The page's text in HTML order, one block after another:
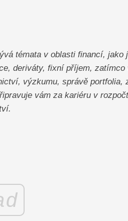
témata v oblasti financí, jako
deriváty, fixní příjem, zatímco
výzkumu, správě portfolia,
vám za kariéru v